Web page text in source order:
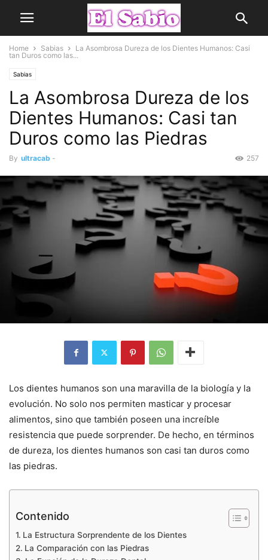
Home Sabias
La Asombrosa Dureza de los Dientes Humanos: Casi
tan Duros como las...
Sabias
La Asombrosa Dureza de los
Dientes Humanos: Casi tan
Duros como las Piedras
By ultracab - 257
Los dientes humanos son una maravilla de la biología y la
evolución. No solo nos permiten masticar y procesar
alimentos, sino que también poseen una increíble
resistencia que puede sorprender. De hecho, en términos
de dureza, los dientes humanos son casi tan duros como
las piedras.
Contenido
La Estructura Sorprendente de los Dientes
La Comparación con las Piedras